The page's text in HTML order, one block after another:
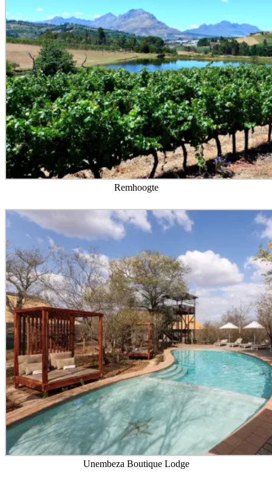
Remhoogte
Unembeza Boutique Lodge